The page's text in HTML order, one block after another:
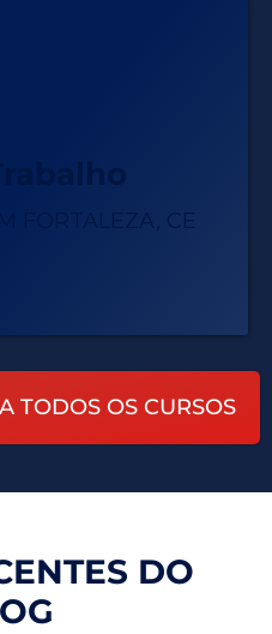
FORTALEZA, CE
TODOS OS CURSOS
DO